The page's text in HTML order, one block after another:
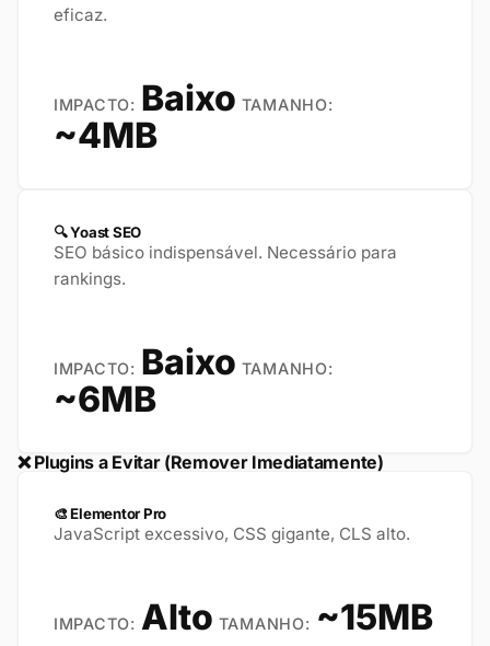
eficaz.
IMPACTO: Baixo TAMANHO:
~4MB
🔍 Yoast SEO
SEO básico indispensável. Necessário para
rankings.
IMPACTO: Baixo TAMANHO:
~6MB
❌ Plugins a Evitar (Remover Imediatamente)
🎨 Elementor Pro
JavaScript excessivo, CSS gigante, CLS alto.
IMPACTO: Alto TAMANHO: ~15MB